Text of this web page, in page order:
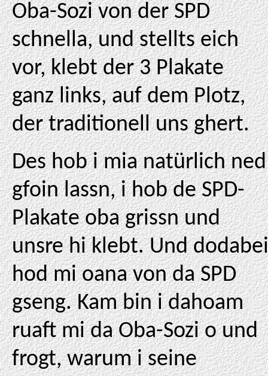
Oba-Sozi von der SPD
schnella, und stellts eich
vor, klebt der 3 Plakate
ganz links, auf dem Plotz,
der traditionell uns ghert.
Des hob i mia natürlich ned
gfoin lassn, i hob de SPD-
Plakate oba grissn und
unsre hi klebt. Und dodabei
hod mi oana von da SPD
gseng. Kam bin i dahoam
ruaft mi da Oba-Sozi o und
frogt, warum i seine